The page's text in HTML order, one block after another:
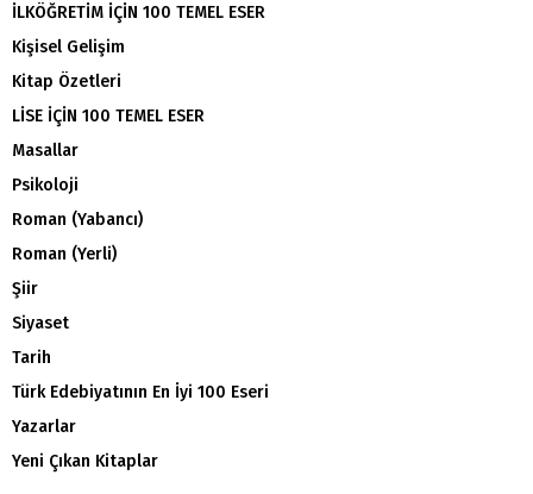
İLKÖĞRETİM İÇİN 100 TEMEL ESER
Kişisel Gelişim
Kitap Özetleri
LİSE İÇİN 100 TEMEL ESER
Masallar
Psikoloji
Roman (Yabancı)
Roman (Yerli)
Şiir
Siyaset
Tarih
Türk Edebiyatının En İyi 100 Eseri
Yazarlar
Yeni Çıkan Kitaplar